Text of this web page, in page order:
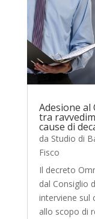
Adesione al
tra
cause di
da Studio di
Fisco
Il decreto
dal Consiglio
interviene sul
allo scopo di